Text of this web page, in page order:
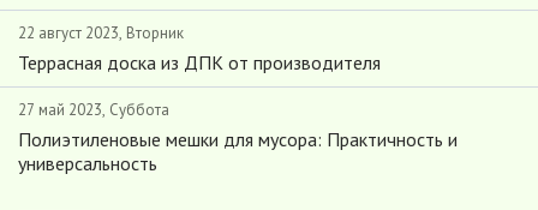
22 август 2023, Вторник
Террасная доска из ДПК от производителя
27 май 2023, Суббота
Полиэтиленовые мешки для мусора: Практичность и
универсальность